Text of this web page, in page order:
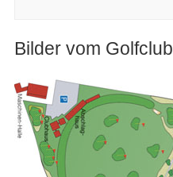
Bilder vom Golfclub